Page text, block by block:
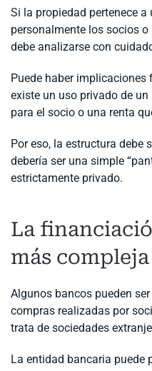
Si la propiedad pertenece
personalmente los socios
debe analizarse con
Puede haber implicaciones
existe un uso privado de
para el socio o una renta
Por eso, la estructura debe
debería ser una simple
estrictamente privado.
La
más compleja
Algunos bancos pueden
compras realizadas por
trata de sociedades
La entidad bancaria puede